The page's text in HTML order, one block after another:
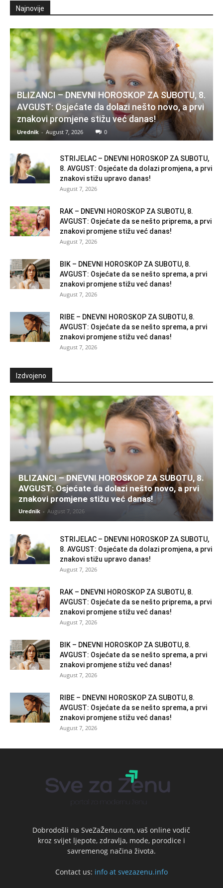
Najnovije
BLIZANCI – DNEVNI HOROSKOP ZA SUBOTU, 8.
AVGUST: Osjećate da dolazi nešto novo, a prvi
znakovi promjene stižu već danas!
Urednik - August 7, 2026 0
STRIJELAC – DNEVNI HOROSKOP ZA SUBOTU,
8. AVGUST: Osjećate da dolazi promjena, a prvi
znakovi stižu upravo danas!
August 7, 2026
RAK – DNEVNI HOROSKOP ZA SUBOTU, 8.
AVGUST: Osjećate da se nešto priprema, a prvi
znakovi promjene stižu već danas!
August 7, 2026
BIK – DNEVNI HOROSKOP ZA SUBOTU, 8.
AVGUST: Osjećate da se nešto sprema, a prvi
znakovi promjene stižu već danas!
August 7, 2026
RIBE – DNEVNI HOROSKOP ZA SUBOTU, 8.
AVGUST: Osjećate da se nešto sprema, a prvi
znakovi promjene stižu već danas!
August 7, 2026
Izdvojeno
BLIZANCI – DNEVNI HOROSKOP ZA SUBOTU, 8.
AVGUST: Osjećate da dolazi nešto novo, a prvi
znakovi promjene stižu već danas!
Urednik - August 7, 2026
STRIJELAC – DNEVNI HOROSKOP ZA SUBOTU,
8. AVGUST: Osjećate da dolazi promjena, a prvi
znakovi stižu upravo danas!
August 7, 2026
RAK – DNEVNI HOROSKOP ZA SUBOTU, 8.
AVGUST: Osjećate da se nešto priprema, a prvi
znakovi promjene stižu već danas!
August 7, 2026
BIK – DNEVNI HOROSKOP ZA SUBOTU, 8.
AVGUST: Osjećate da se nešto sprema, a prvi
znakovi promjene stižu već danas!
August 7, 2026
RIBE – DNEVNI HOROSKOP ZA SUBOTU, 8.
AVGUST: Osjećate da se nešto sprema, a prvi
znakovi promjene stižu već danas!
August 7, 2026
Dobrodošli na SveZaŽenu.com, vaš online vodič
kroz svijet ljepote, zdravlja, mode, porodice i
savremenog načina života.
Contact us: info at svezazenu.info